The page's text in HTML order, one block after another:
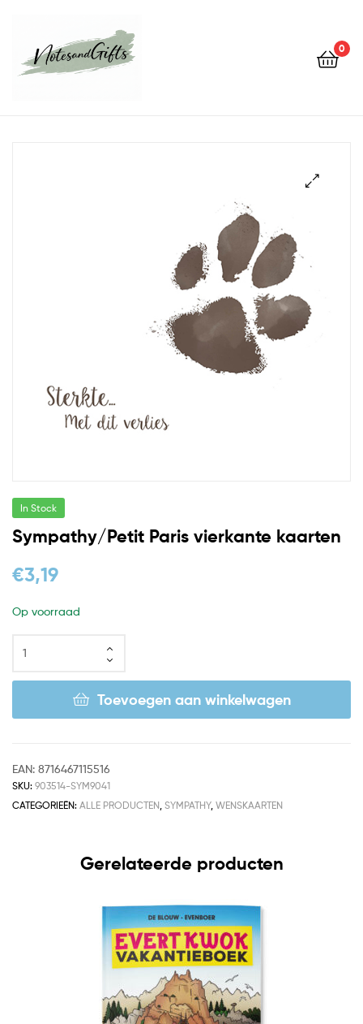
0
In Stock
Sympathy/Petit Paris vierkante kaarten
€3,19
Op voorraad
Toevoegen aan winkelwagen
EAN: 8716467115516
SKU: 903514-SYM9041
CATEGORIEËN: ALLE PRODUCTEN SYMPATHY, WENSKAARTEN
Gerelateerde producten